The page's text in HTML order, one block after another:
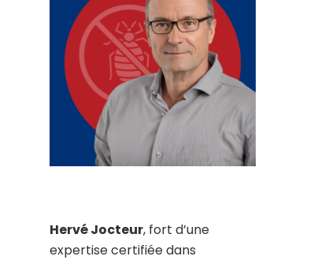
Hervé Jocteur, fort d’une
expertise certifiée dans